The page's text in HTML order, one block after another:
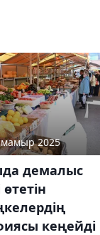
мамыр 2025
демалыс
кеңейді